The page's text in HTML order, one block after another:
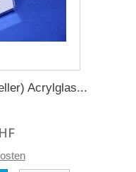
Acrylglas...